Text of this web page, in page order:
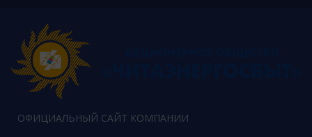
ОФИЦИАЛЬНЫЙ САЙТ КОМПАНИИ